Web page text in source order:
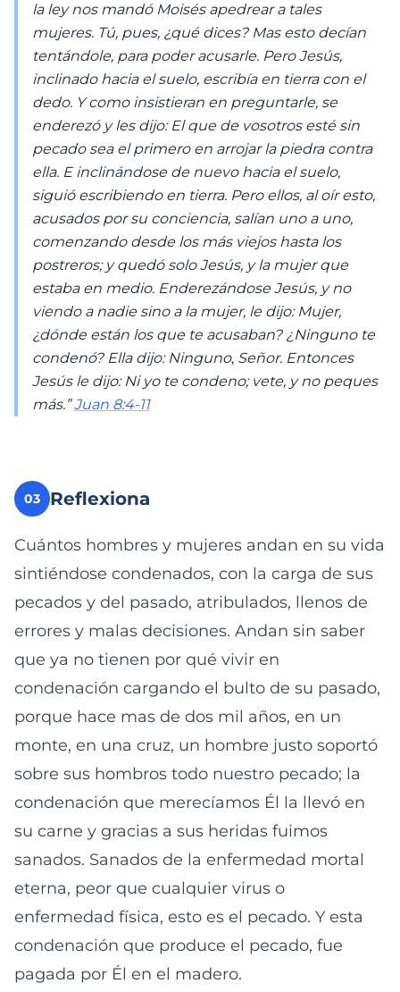
la ley nos mandó Moisés apedrear a tales
mujeres. Tú, pues, ¿qué dices? Mas esto decían
tentándole, para poder acusarle. Pero Jesús,
inclinado hacia el suelo, escribía en tierra con el
dedo. Y como insistieran en preguntarle, se
enderezó y les dijo: El que de vosotros esté sin
pecado sea el primero en arrojar la piedra contra
ella. E inclinándose de nuevo hacia el suelo,
siguió escribiendo en tierra. Pero ellos, al oír esto,
acusados por su conciencia, salían uno a uno,
comenzando desde los más viejos hasta los
postreros; y quedó solo Jesús, y la mujer que
estaba en medio. Enderezándose Jesús, y no
viendo a nadie sino a la mujer, le dijo: Mujer,
¿dónde están los que te acusaban? ¿Ninguno te
condenó? Ella dijo: Ninguno, Señor. Entonces
Jesús le dijo: Ni yo te condeno; vete, y no peques
más.”Juan 8:4-11
03 Reflexiona
Cuántos hombres y mujeres andan en su vida
sintiéndose condenados, con la carga de sus
pecados y del pasado, atribulados, llenos de
errores y malas decisiones. Andan sin saber
que ya no tienen por qué vivir en
condenación cargando el bulto de su pasado,
porque hace mas de dos mil años, en un
monte, en una cruz, un hombre justo soportó
sobre sus hombros todo nuestro pecado; la
condenación que merecíamos Él la llevó en
su carne y gracias a sus heridas fuimos
sanados. Sanados de la enfermedad mortal
eterna, peor que cualquier virus o
enfermedad física, esto es el pecado. Y esta
condenación que produce el pecado, fue
pagada por Él en el madero.